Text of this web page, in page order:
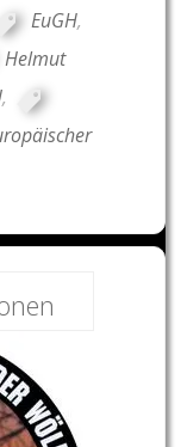
EuGH,
Helmut
,